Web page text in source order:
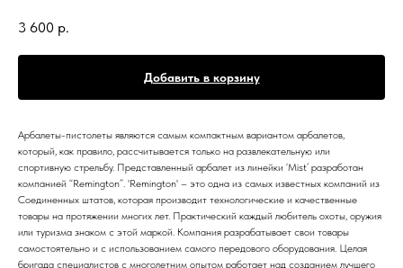
3 600 р.
Добавить в корзину
Арбалеты-пистолеты являются самым компактным вариантом арбалетов,
который, как правило, рассчитывается только на развлекательную или
спортивную стрельбу. Представленный арбалет из линейки ‘Mist’ разработан
компанией “Remington”. 'Remington' – это одна из самых известных компаний из
Соединенных штатов, которая производит технологические и качественные
товары на протяжении многих лет. Практический каждый любитель охоты, оружия
или туризма знаком с этой маркой. Компания разрабатывает свои товары
самостоятельно и с использованием самого передового оборудования. Целая
бригада специалистов с многолетним опытом работает над созданием лучшего